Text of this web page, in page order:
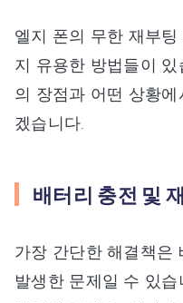
엘지 폰의 무한 재부
지 유용한 방법들이
의 장점과 어떤 상황
겠습니다.
배터리 충전 및
가장 간단한 해결책은
발생한 문제일 수 있